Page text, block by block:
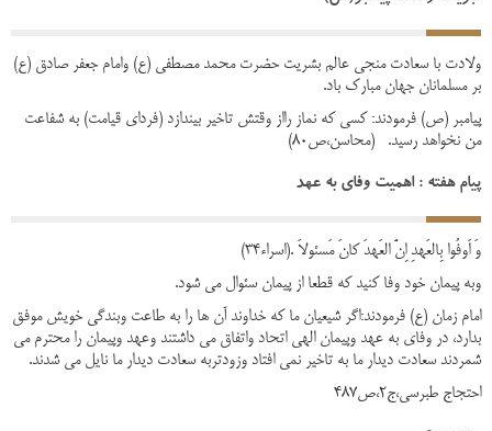
ولادت با سعادت منجی عالم بشریت حضرت محمد مصطفی (ع) وامام جعفر صادق (ع)
بر مسلمانان جهان مبارک باد.
پیامبر (ص) فرمودند: کسی که نماز رااز وقتش تاخیر بیندازد (فردای قیامت) به شفاعت
من نخواهد رسید. (محاسن،ص80)
پیام هفته : اهمیت وفای به عهد
وَ اَوفُوا بِالعَهدِ اِنَّ العَهدَ کانَ مَسئولاَ .(اسراء34)
وبه پیمان خود وفا کنید که قطعا از پیمان سئوال می شود.
امام زمان (ع) فرمودند:اگر شیعیان ما که خداوند آن ها را به طاعت وبندگی خویش موفق
بدارد، در وفای به عهد وپیمان الهی اتحاد واتفاق می داشتند وعهد وپیمان را محترم می
شمردند سعادت دیدار ما به تاخیر نمی افتاد وزودتربه سعادت دیدار ما نایل می شدند.
احتجاج طبرسی،ج2،ص487